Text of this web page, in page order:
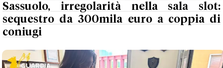
Sassuolo, irregolarità nella sala slot:
sequestro da 300mila euro a coppia di
coniugi